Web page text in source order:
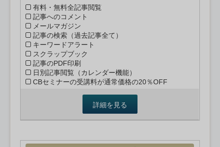
有料・無料全記事閲覧
記事へのコメント
メールマガジン
記事の検索（過去記事全て）
キーワードアラート
スクラップブック
記事のPDF印刷
日別記事閲覧（カレンダー機能）
CBセミナーの受講料が通常価格の20％OFF
詳細を見る